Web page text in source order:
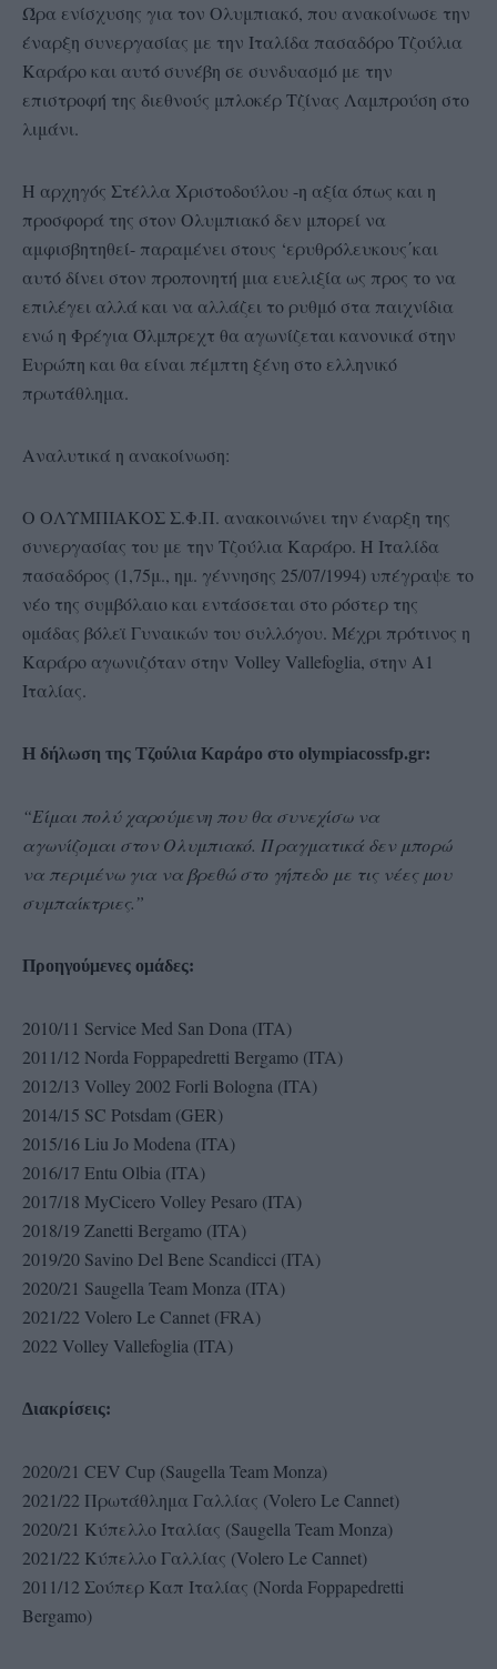
Ώρα ενίσχυσης για τον Ολυμπιακό, που ανακοίνωσε την
έναρξη συνεργασίας με την Ιταλίδα πασαδόρο Τζούλια
Καράρο και αυτό συνέβη σε συνδυασμό με την
επιστροφή της διεθνούς μπλοκέρ Τζίνας Λαμπρούση στο
λιμάνι.
Η αρχηγός Στέλλα Χριστοδούλου -η αξία όπως και η
προσφορά της στον Ολυμπιακό δεν μπορεί να
αμφισβητηθεί- παραμένει στους ‘ερυθρόλευκους΄και
αυτό δίνει στον προπονητή μια ευελιξία ως προς το να
επιλέγει αλλά και να αλλάζει το ρυθμό στα παιχνίδια
ενώ η Φρέγια Όλμπρεχτ θα αγωνίζεται κανονικά στην
Ευρώπη και θα είναι πέμπτη ξένη στο ελληνικό
πρωτάθλημα.
Αναλυτικά η ανακοίνωση:
Ο ΟΛΥΜΠΙΑΚΟΣ Σ.Φ.Π. ανακοινώνει την έναρξη της
συνεργασίας του με την Τζούλια Καράρο. Η Ιταλίδα
πασαδόρος (1,75μ., ημ. γέννησης 25/07/1994) υπέγραψε το
νέο της συμβόλαιο και εντάσσεται στο ρόστερ της
ομάδας βόλεϊ Γυναικών του συλλόγου. Μέχρι πρότινος η
Καράρο αγωνιζόταν στην Volley Vallefoglia, στην Α1
Ιταλίας.
Η δήλωση της Τζούλια Καράρο στο olympiacossfp.gr:
“Είμαι πολύ χαρούμενη που θα συνεχίσω να
αγωνίζομαι στον Ολυμπιακό. Πραγματικά δεν μπορώ
να περιμένω για να βρεθώ στο γήπεδο με τις νέες μου
συμπαίκτριες.”
Προηγούμενες ομάδες:
2010/11 Service Med San Dona (ΙTA)
2011/12 Norda Foppapedretti Bergamo (ITA)
2012/13 Volley 2002 Forli Bologna (ITA)
2014/15 SC Potsdam (GER)
2015/16 Liu Jo Modena (ITA)
2016/17 Entu Olbia (ITA)
2017/18 MyCicero Volley Pesaro (ITA)
2018/19 Zanetti Bergamo (ITA)
2019/20 Savino Del Bene Scandicci (ITA)
2020/21 Saugella Team Monza (ITA)
2021/22 Volero Le Cannet (FRA)
2022 Volley Vallefoglia (ITA)
Διακρίσεις:
2020/21 CEV Cup (Saugella Team Monza)
2021/22 Πρωτάθλημα Γαλλίας (Volero Le Cannet)
2020/21 Κύπελλο Ιταλίας (Saugella Team Monza)
2021/22 Κύπελλο Γαλλίας (Volero Le Cannet)
2011/12 Σούπερ Καπ Ιταλίας (Norda Foppapedretti
Bergamo)